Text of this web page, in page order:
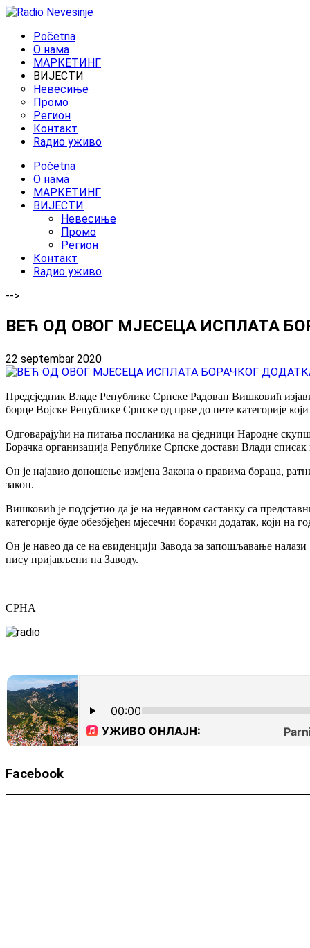
Početna
O нама
МАРКЕТИНГ
ВИЈЕСТИ
Невесиње
Промо
Регион
Контакт
Rадио уживо
Početna
O нама
МАРКЕТИНГ
ВИЈЕСТИ
Невесиње
Промо
Регион
Контакт
Rадио уживо
-->
ВЕЋ ОД ОВОГ МЈЕСЕЦА ИСПЛАТА
22 septembar 2020
Предсједник Владе Републике Српске Радован Вишковић
борце Војске Републике Српске од прве до пете категорије
Одговарајући на питања посланика на сједници Народне
Борачка организација Републике Српске достави Влади
Он је најавио доношење измјена Закона о правима бораца,
закон.
Вишковић је подсјетио да је на недавном састанку са
категорије буде обезбјеђен мјесечни борачки додатак, који
Он је навео да се на евиденцији Завода за запошљавање
нису пријављени на Заводу.
СРНА
Facebook